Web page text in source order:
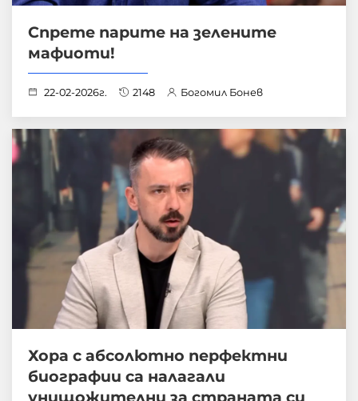
Спрете парите на зелените
мафиоти!
22-02-2026г. 2148 Богомил Бонев
Хора с абсолютно перфектни
биографии са налагали